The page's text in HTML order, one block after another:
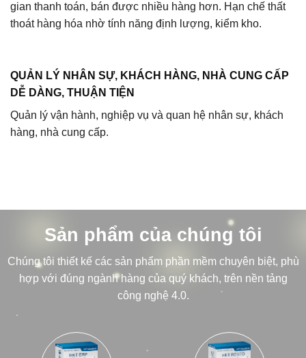
gian thanh toán, bán được nhiều hàng hơn. Hạn chế thất
thoát hàng hóa nhờ tính năng định lượng, kiểm kho.
QUẢN LÝ NHÂN SỰ, KHÁCH HÀNG, NHÀ CUNG CẤP
DỄ DÀNG, THUẬN TIỆN
Quản lý vận hành, nghiệp vụ và quan hệ nhân sự, khách
hàng, nhà cung cấp.
Sản phẩm của chúng tôi
Chúng tôi thiết kế các sản phẩm phần mềm chuyên biệt, phù
hợp với đúng ngành hàng của quý khách, trên nền tảng
công nghệ 4.0.